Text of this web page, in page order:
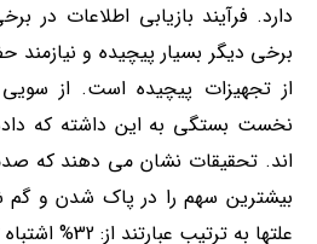
دارد. فرآیند بازیابی اطلاعات در
برخی دیگر بسیار پیچیده و
از تجهیزات پیچیده است. از سویی
نخست بستگی به این داشته که
بیشترین سهم را در پاک شدن و گم